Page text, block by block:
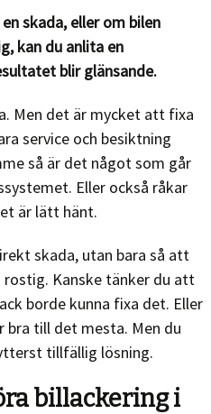
skada, eller om bilen
kan du anlita en
blir glänsande.
Men det är mycket att fixa
service och besiktning
så är det något som går
Eller också råkar
är lätt hänt.
skada, utan bara så att
Kanske tänker du att
borde kunna fixa det. Eller
bra till det mesta. Men du
tillfällig lösning.
billackering i